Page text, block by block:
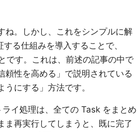
ね。しかし、これをシンプルに解
る仕組みを導入することで、
です。これは、前述の記事の中で
頼性を高める」で説明されている
にする」方法です。
イ処理は、全ての Task をまとめ
ま再実行してしまうと、既に完了